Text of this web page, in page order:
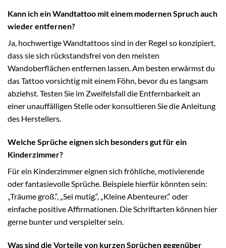
Kann ich ein Wandtattoo mit einem modernen Spruch auch
wieder entfernen?
Ja, hochwertige Wandtattoos sind in der Regel so konzipiert,
dass sie sich rückstandsfrei von den meisten
Wandoberflächen entfernen lassen. Am besten erwärmst du
das Tattoo vorsichtig mit einem Föhn, bevor du es langsam
abziehst. Testen Sie im Zweifelsfall die Entfernbarkeit an
einer unauffälligen Stelle oder konsultieren Sie die Anleitung
des Herstellers.
Welche Sprüche eignen sich besonders gut für ein
Kinderzimmer?
Für ein Kinderzimmer eignen sich fröhliche, motivierende
oder fantasievolle Sprüche. Beispiele hierfür könnten sein:
„Träume groß.“, „Sei mutig.“, „Kleine Abenteurer.“ oder
einfache positive Affirmationen. Die Schriftarten können hier
gerne bunter und verspielter sein.
Was sind die Vorteile von kurzen Sprüchen gegenüber